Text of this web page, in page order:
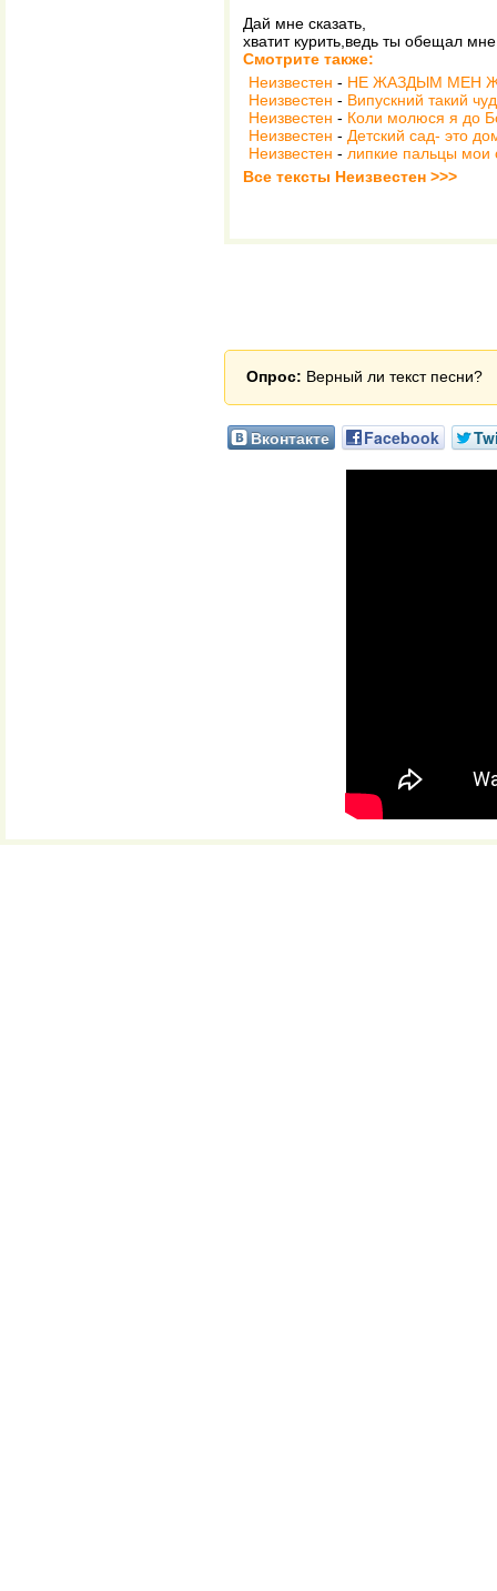
Дай мне сказать,
хватит курить,ведь ты обещал
Смотрите также:
Неизвестен - НЕ ЖАЗДЫМ МЕН
Неизвестен - Випускний такий
Неизвестен - Коли молюся я до
Неизвестен - Детский сад- это
Неизвестен - липкие пальцы мои
Все тексты Неизвестен >>>
Опрос: Верный ли текст песни?
Вконтакте Facebook